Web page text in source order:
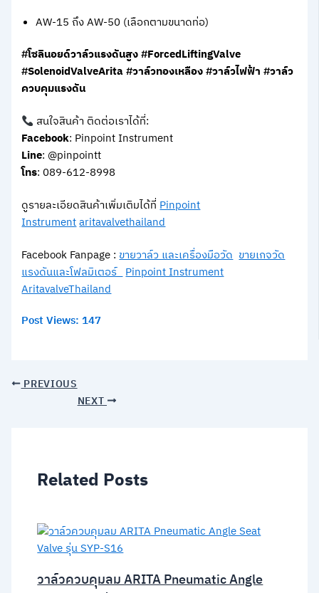
AW-15 ถึง AW-50 (เลือกตามขนาดท่อ)
#โซลินอยด์วาล์วแรงดันสูง #ForcedLiftingValve
#SolenoidValveArita #วาล์วทองเหลือง #วาล์วไฟฟ้า #วาล์ว
ควบคุมแรงดัน
สนใจสินค้า ติดต่อเราได้ที่:
Facebook: Pinpoint Instrument
Line: @pinpointt
โทร: 089-612-8998
ดูรายละเอียดสินค้าเพิ่มเติมได้ที่Pinpoint
Instrumentaritavalvethailand
Facebook Fanpage :ขายวาล์ว และเครื่องมือวัด ขายเกจวัด
แรงดันและโฟลมิเตอร์Pinpoint Instrument
AritavalveThailand
Post Views: 147
PREVIOUS
NEXT
Related Posts
วาล์วควบคุมลม ARITA Pneumatic Angle